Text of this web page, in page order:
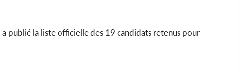
publié la liste officielle des 19 candidats retenus pour
pas mourir chez nous », crient